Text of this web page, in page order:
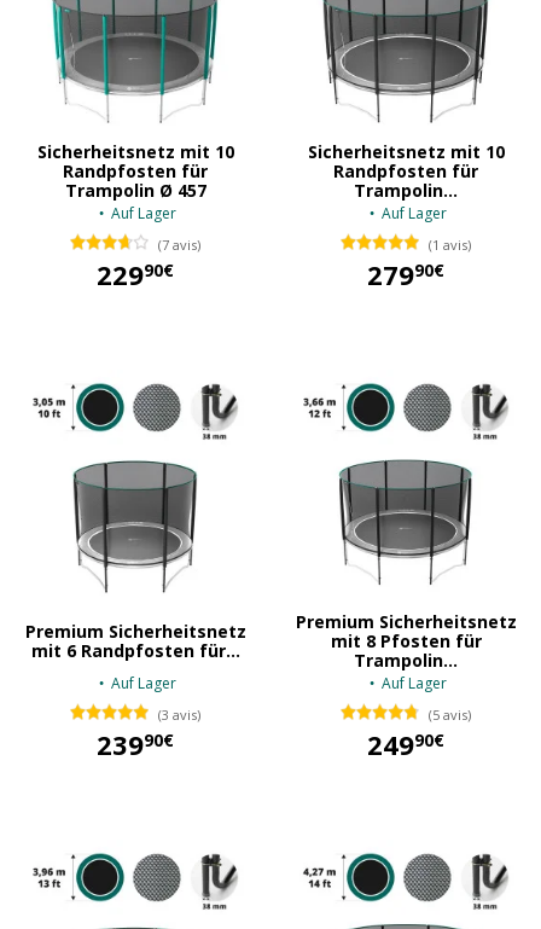
Sicherheitsnetz mit 10
Randpfosten für
Trampolin Ø 457
Auf Lager
(7 avis)
22990€
Sicherheitsnetz mit 10
Randpfosten für
Trampolin...
Auf Lager
(1 avis)
27990€
Premium Sicherheitsnetz
mit 6 Randpfosten für...
Auf Lager
(3 avis)
23990€
Premium Sicherheitsnetz
mit 8 Pfosten für
Trampolin...
Auf Lager
(5 avis)
24990€